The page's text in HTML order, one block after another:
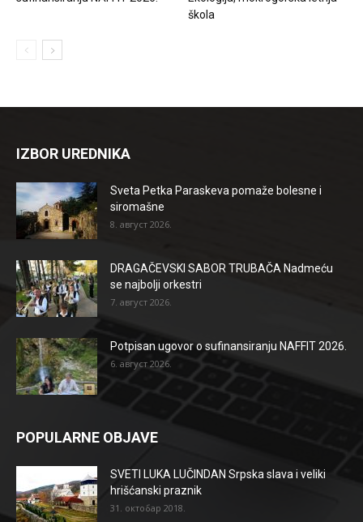
škola
IZBOR UREDNIKA
Sveta Petka Paraskeva pomaže bolesne i
siromašne
8. август 2026.
DRAGAČEVSKI SABOR TRUBAČA Nadmeću
se najbolji orkestri
7. август 2026.
Potpisan ugovor o sufinansiranju NAFFIT 2026.
6. август 2026.
POPULARNE OBJAVE
SVETI LUKA LUČINDAN Srpska slava i veliki
hrišćanski praznik
31. октобар 2018.